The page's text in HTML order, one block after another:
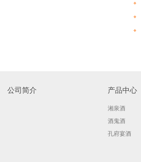
公司简介 产品中心
湘泉酒
酒鬼酒
孔府宴酒